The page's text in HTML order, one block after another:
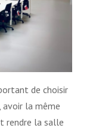
de choisir
la même
rendre la salle